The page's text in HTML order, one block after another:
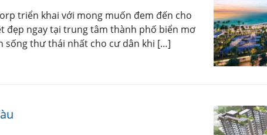
triển khai với mong muốn đem đến cho
đẹp ngay tại trung tâm thành phố biển mơ
sống thư thái nhất cho cư dân khi […]